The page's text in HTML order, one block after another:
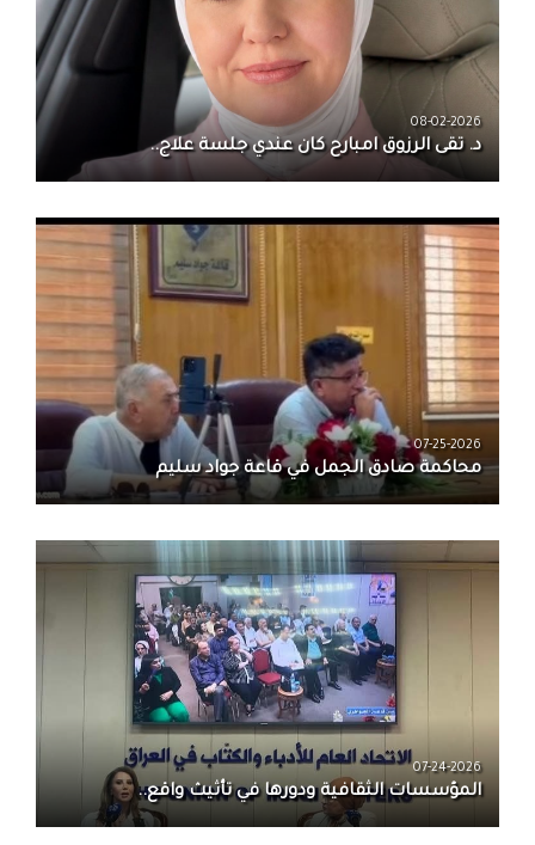
08-02-2026
د. تقى الرزوق امبارح كان عندي جلسة علاج..
07-25-2026
محاكمة صادق الجمل في قاعة جواد سليم
07-24-2026
المؤسسات الثقافية ودورها في تأثيث واقع..